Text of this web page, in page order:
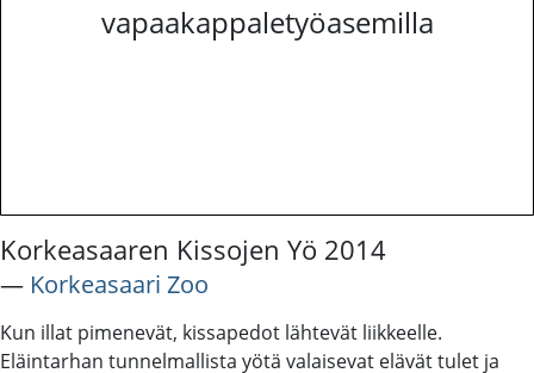
vapaakappaletyöasemilla
Korkeasaaren Kissojen Yö 2014
― Korkeasaari Zoo
Kun illat pimenevät, kissapedot lähtevät liikkeelle.
Eläintarhan tunnelmallista yötä valaisevat elävät tulet ja